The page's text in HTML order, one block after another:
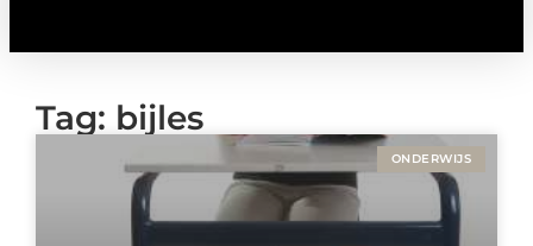
Tag: bijles
ONDERWIJS